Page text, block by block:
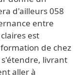
d'ailleurs 058
entre
est
de chez
livrant
aller à